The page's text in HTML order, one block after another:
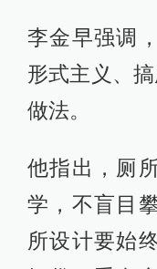
李金早强调
形式主义、
做法。
他指出，厕
学，不盲目
所设计要始